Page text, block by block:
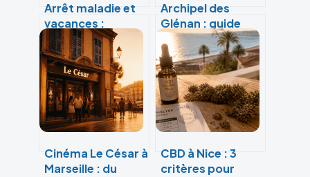
Arrêt maladie et
vacances :
conditions,
démarches et
risques de
suspension
Archipel des
Glénan : guide
pratique pour
explorer le lagon
breton
Cinéma Le César à
Marseille : du
CBD à Nice : 3
critères pour